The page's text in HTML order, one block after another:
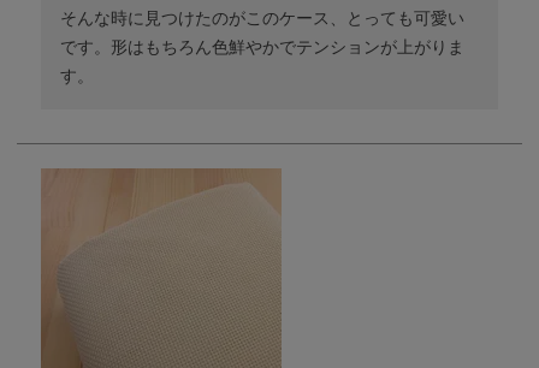
そんな時に見つけたのがこのケース、とっても可愛い
です。形はもちろん色鮮やかでテンションが上がりま
す。